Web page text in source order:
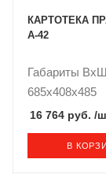
КАРТОТЕКА
А-42
Габариты
685x408x485
16 764 руб. /
В